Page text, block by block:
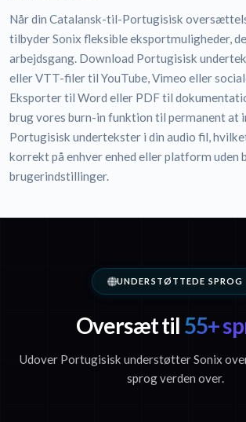
Når din Catalansk-til-Portugisisk
tilbyder Sonix fleksible eksportmuligheder,
arbejdsgang. Download Portugisisk
eller VTT-filer til YouTube, Vimeo eller
Eksporter til Word eller PDF til
brug vores burn-in funktion til permanent at
Portugisisk undertekster i din audio fil,
korrekt på enhver enhed eller platform uden
brugerindstillinger.
UNDERSTØTTEDE SPROG
Oversæt til 55+
Udover Portugisisk understøtter Sonix
sprog verden over.